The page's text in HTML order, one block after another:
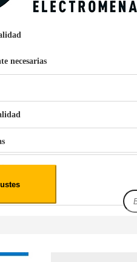
1,1L Limpia Sofás
EcoTank EPSON ET-2861
necesarias